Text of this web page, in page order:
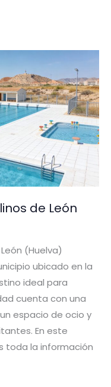
de León
(Huelva)
ubicado en la
ideal para
cuenta con una
espacio de ocio y
En este
toda la información